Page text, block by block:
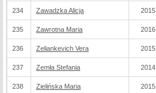
234 Zawadzka Alicja 2015
235 Zawrotna Maria 2016
236 Zeliankevich Vera 2015
237 Zemła Stefania 2014
238 Zielińska Maria 2015